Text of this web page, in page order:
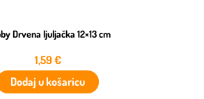
Drvena ljuljačka 12×13 cm
1,59€
Dodaj u košaricu